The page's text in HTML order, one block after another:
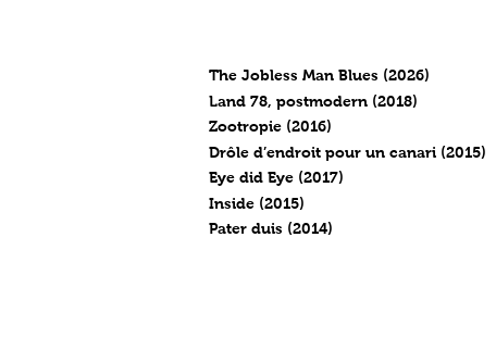
The Jobless Man Blues (2026)
Land 78, postmodern (2018)
Zootropie (2016)
Drôle d’endroit pour un canari (2015)
Eye did Eye (2017)
Inside (2015)
Pater duis (2014)